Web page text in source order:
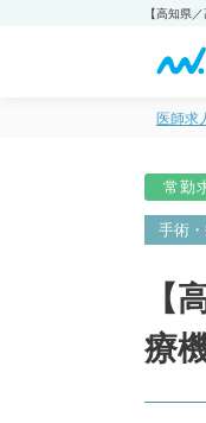
医師求
常勤
手術
【
療